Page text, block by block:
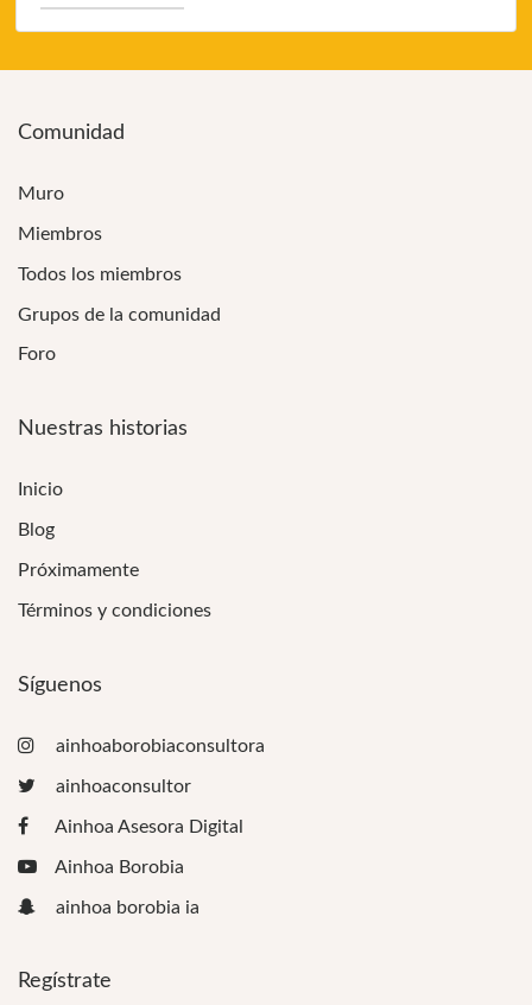
Comunidad
Muro
Miembros
Todos los miembros
Grupos de la comunidad
Foro
Nuestras historias
Inicio
Blog
Próximamente
Términos y condiciones
Síguenos
ainhoaborobiaconsultora
ainhoaconsultor
Ainhoa Asesora Digital
Ainhoa Borobia
ainhoa borobia ia
Regístrate